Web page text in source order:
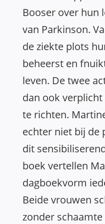
Booser over hun
van Parkinson.
de ziekte plots
beheerst en
leven. De twee
dan ook
te richten.
echter niet bij de
dit
boek vertellen
dagboekvorm
Beide vrouwen
zonder